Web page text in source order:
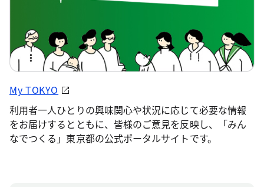
My TOKYO
利用者一人ひとりの興味関心や状況に応じて必要な情報
をお届けするとともに、皆様のご意見を反映し、「みん
なでつくる」東京都の公式ポータルサイトです。